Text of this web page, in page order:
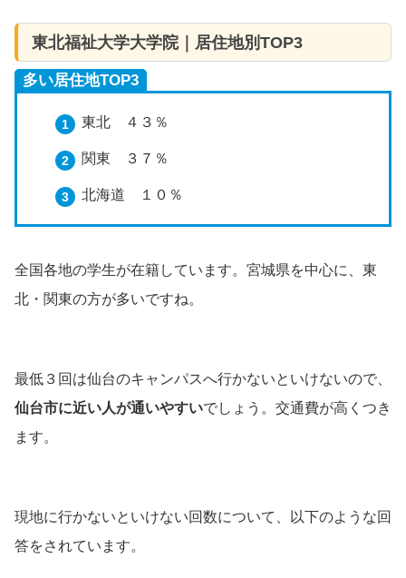
東北福祉大学大学院｜居住地別TOP3
多い居住地TOP3
東北 ４３％
関東 ３７％
北海道 １０％
全国各地の学生が在籍しています。宮城県を中心に、東
北・関東の方が多いですね。
最低３回は仙台のキャンパスへ行かないといけないので、
仙台市に近い人が通いやすいでしょう。交通費が高くつき
ます。
現地に行かないといけない回数について、以下のような回
答をされています。